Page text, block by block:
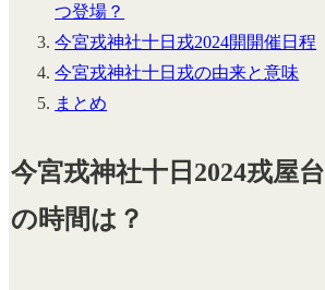
つ登場？
今宮戎神社十日戎2024開開催日程
今宮戎神社十日戎の由来と意味
まとめ
今宮戎神社十日2024戎屋台
の時間は？